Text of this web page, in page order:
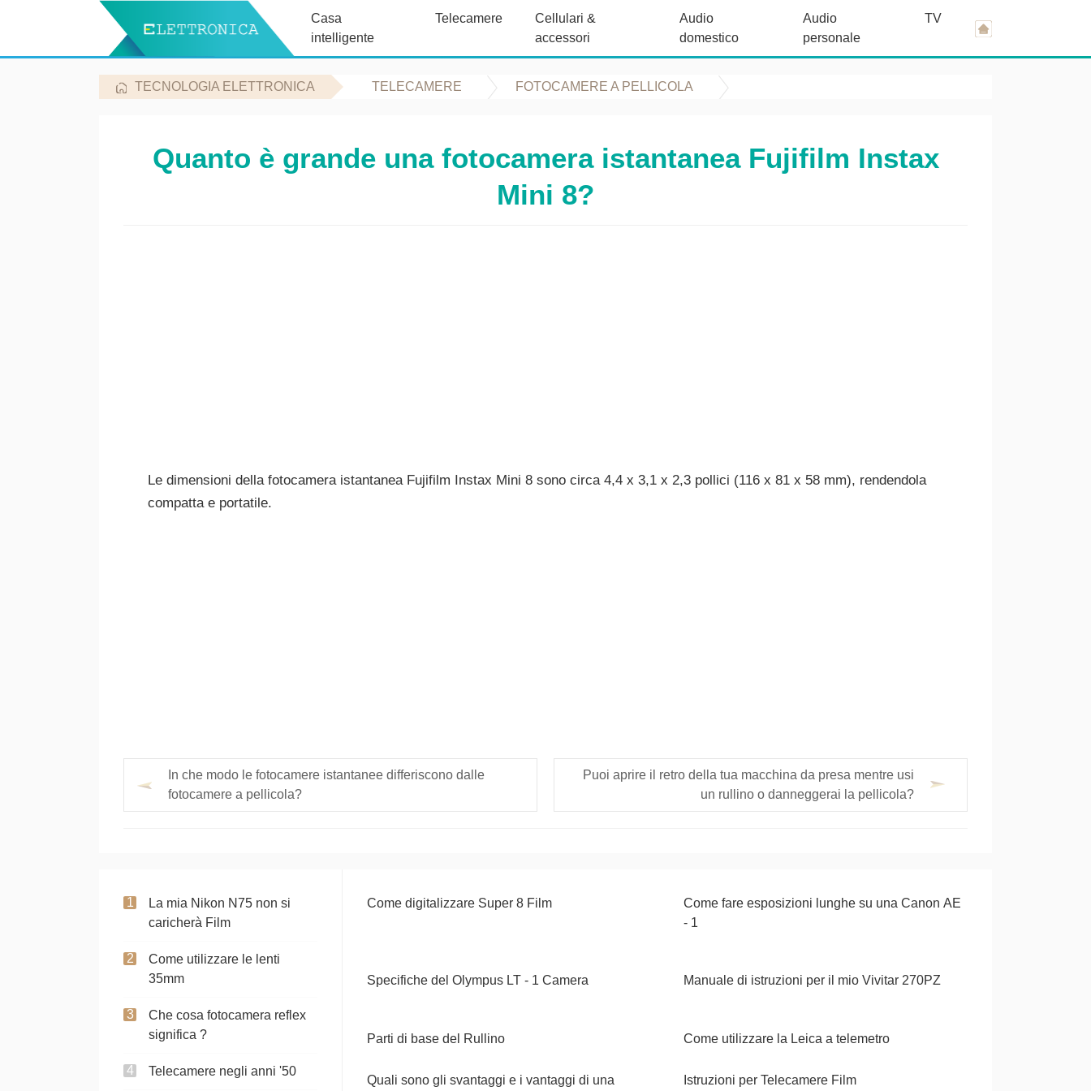
Casa
intelligente
Telecamere
Cellulari &
accessori
Audio
domestico
Audio
personale
TV
TECNOLOGIA ELETTRONICA TELECAMERE FOTOCAMERE A PELLICOLA
Quanto è grande una fotocamera istantanea Fujifilm Instax
Mini 8?
Le dimensioni della fotocamera istantanea Fujifilm Instax Mini 8 sono circa 4,4 x 3,1 x 2,3 pollici (116 x 81 x 58 mm), rendendola
compatta e portatile.
In che modo le fotocamere istantanee differiscono dalle
fotocamere a pellicola?
Puoi aprire il retro della tua macchina da presa mentre usi
un rullino o danneggerai la pellicola?
La mia Nikon N75 non si
caricherà Film
Come utilizzare le lenti
35mm
Che cosa fotocamera reflex
significa ?
Telecamere negli anni '50
Come digitalizzare Super 8 Film
Come fare esposizioni lunghe su una Canon AE
- 1
Specifiche del Olympus LT - 1 Camera Manuale di istruzioni per il mio Vivitar 270PZ
Parti di base del Rullino Come utilizzare la Leica a telemetro
Quali sono gli svantaggi e i vantaggi di una Istruzioni per Telecamere Film